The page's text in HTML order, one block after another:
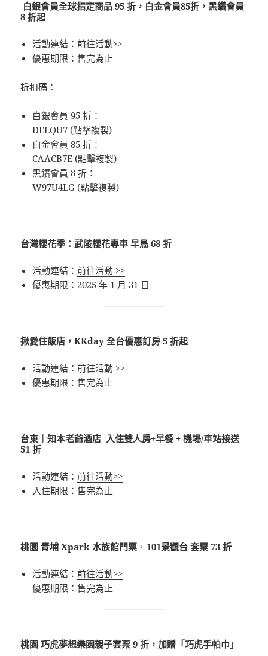
白銀會員全球指定商品 95 折，白金會員85折，黑鑽會員
8 折起
活動連結：前往活動>>
優惠期限：售完為止
折扣碼：
白銀會員 95 折：
DELQU7 (點擊複製)
白金會員 85 折：
CAACB7E (點擊複製)
黑鑽會員 8 折：
W97U4LG (點擊複製)
台灣櫻花季：武陵櫻花專車 早鳥 68 折
活動連結：前往活動 >>
優惠期限：2025 年 1 月 31 日
揪愛住飯店，KKday 全台優惠訂房 5 折起
活動連結：前往活動 >>
優惠期限：售完為止
台東｜知本老爺酒店 入住雙人房+早餐 + 機場/車站接送
51 折
活動連結：前往活動>>
入住期限：售完為止
桃園 青埔 Xpark 水族館門票 + 101景觀台 套票 73 折
活動連結：前往活動>>
優惠期限：售完為止
桃園 巧虎夢想樂園親子套票 9 折，加贈「巧虎手帕巾」